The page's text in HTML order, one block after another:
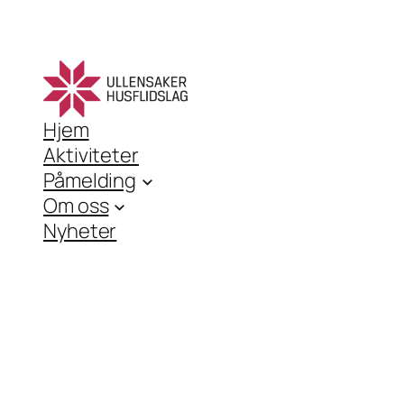
Hjem
Aktiviteter
Påmelding
Om oss
Nyheter